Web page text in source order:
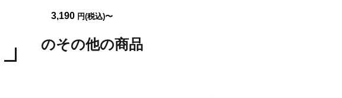
3,190 円(税込)〜
のその他の商品